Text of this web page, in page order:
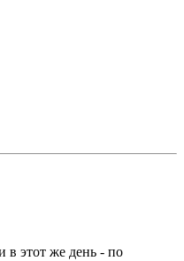
в этот же день - по